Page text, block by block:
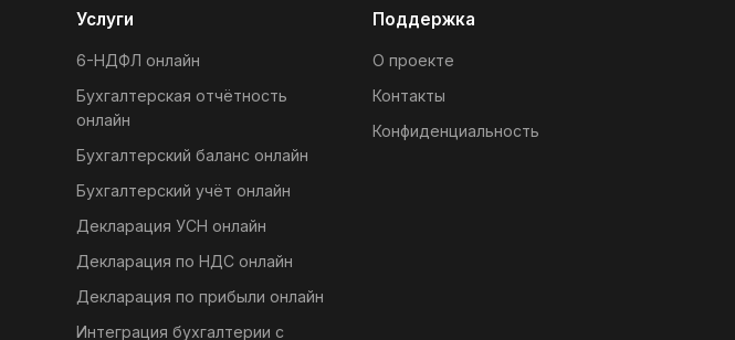
Услуги
6-НДФЛ онлайн
Бухгалтерская отчётность
онлайн
Бухгалтерский баланс онлайн
Бухгалтерский учёт онлайн
Декларация УСН онлайн
Декларация по НДС онлайн
Декларация по прибыли онлайн
Интеграция бухгалтерии с
Поддержка
О проекте
Контакты
Конфиденциальность